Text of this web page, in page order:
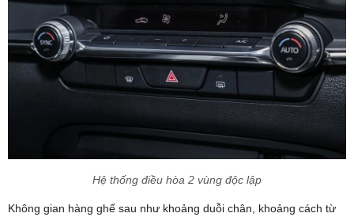
Hệ thống điều hòa 2 vùng độc lập
Không gian hàng ghế sau như khoảng duỗi chân, khoảng cách từ